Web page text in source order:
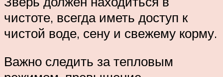
чистоте, всегда иметь доступ к
чистой воде, сену и свежему корму.
Важно следить за тепловым